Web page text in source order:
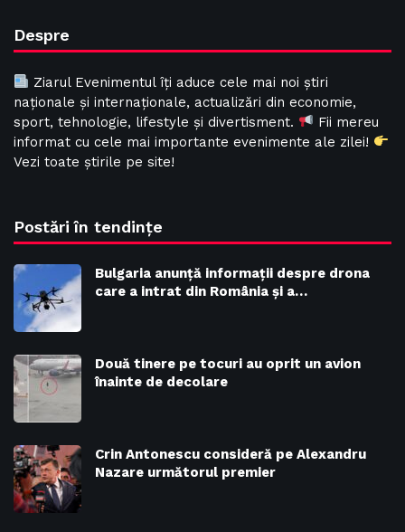
Despre
Ziarul Evenimentul îți aduce cele mai noi știri
naționale și internaționale, actualizări din economie,
sport, tehnologie, lifestyle și divertisment.
Fii mereu
informat cu cele mai importante evenimente ale zilei!
Vezi toate știrile pe site!
Postări în tendințe
Bulgaria anunță informații despre drona
care a intrat din România și a…
Două tinere pe tocuri au oprit un avion
înainte de decolare
Crin Antonescu consideră pe Alexandru
Nazare următorul premier